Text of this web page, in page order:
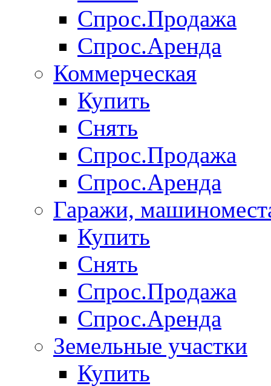
Спрос.Продажа
Спрос.Аренда
Коммерческая
Купить
Снять
Спрос.Продажа
Спрос.Аренда
Гаражи,
Купить
Снять
Спрос.Продажа
Спрос.Аренда
Земельные участки
Купить